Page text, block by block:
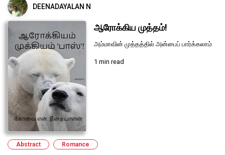
DEENADAYALAN N
ஆரோக்கிய முத்தம்!
அம்மாவின் முத்தத்தில் அன்பைப் பார்க்கலாம்
1 min read
Abstract Romance